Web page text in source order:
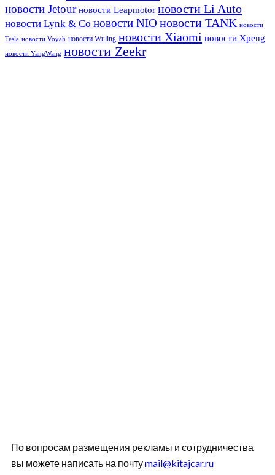
новости Jetour новости Leapmotor новости Li Auto
новости Lynk & Co новости NIO новости TANK новости
Tesla новости Voyah новости Wuling новости Xiaomi новости Xpeng
новости YangWang новости Zeekr
По вопросам размещения рекламы и сотрудничества
вы можете написать на почтуmail@kitajcar.ru